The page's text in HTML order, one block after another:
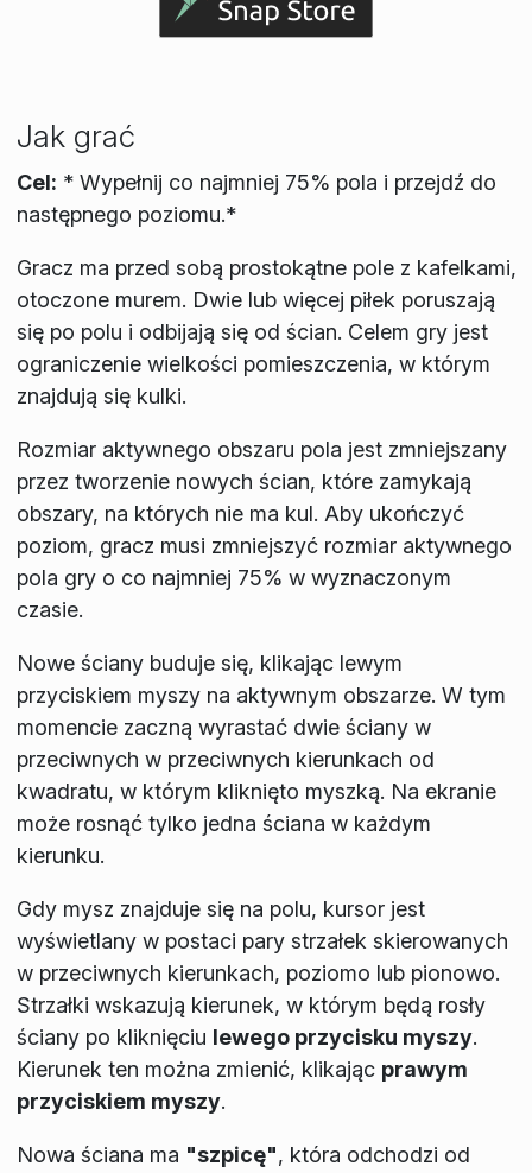
Jak grać
Cel: * Wypełnij co najmniej 75% pola i przejdź do
następnego poziomu.*
Gracz ma przed sobą prostokątne pole z kafelkami,
otoczone murem. Dwie lub więcej piłek poruszają
się po polu i odbijają się od ścian. Celem gry jest
ograniczenie wielkości pomieszczenia, w którym
znajdują się kulki.
Rozmiar aktywnego obszaru pola jest zmniejszany
przez tworzenie nowych ścian, które zamykają
obszary, na których nie ma kul. Aby ukończyć
poziom, gracz musi zmniejszyć rozmiar aktywnego
pola gry o co najmniej 75% w wyznaczonym
czasie.
Nowe ściany buduje się, klikając lewym
przyciskiem myszy na aktywnym obszarze. W tym
momencie zaczną wyrastać dwie ściany w
przeciwnych w przeciwnych kierunkach od
kwadratu, w którym kliknięto myszką. Na ekranie
może rosnąć tylko jedna ściana w każdym
kierunku.
Gdy mysz znajduje się na polu, kursor jest
wyświetlany w postaci pary strzałek skierowanych
w przeciwnych kierunkach, poziomo lub pionowo.
Strzałki wskazują kierunek, w którym będą rosły
ściany po kliknięciu lewego przycisku myszy.
Kierunek ten można zmienić, klikając prawym
przyciskiem myszy.
Nowa ściana ma "szpicę", która odchodzi od